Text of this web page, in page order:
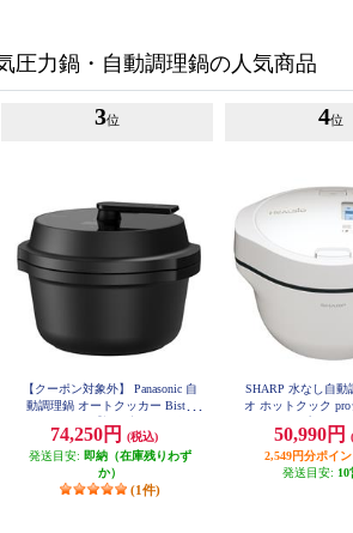
圧力鍋・自動調理鍋の人気商品
3位
【クーポン対象外】 Panasonic 自
動調理鍋 オートクッカー Bistro
容量最大5合/圧力/ブラック】 NF-
AC1000-K
74,250円
(税込)
発送目安: 即納（在庫残りわず
か）
(1件)
4位
SHARP 水なし自動
オ ホットクック pro
50,990円
2,549円分ポイ
発送目安: 10